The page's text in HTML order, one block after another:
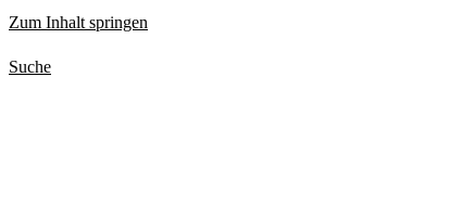
Zum Inhalt springen
Suche